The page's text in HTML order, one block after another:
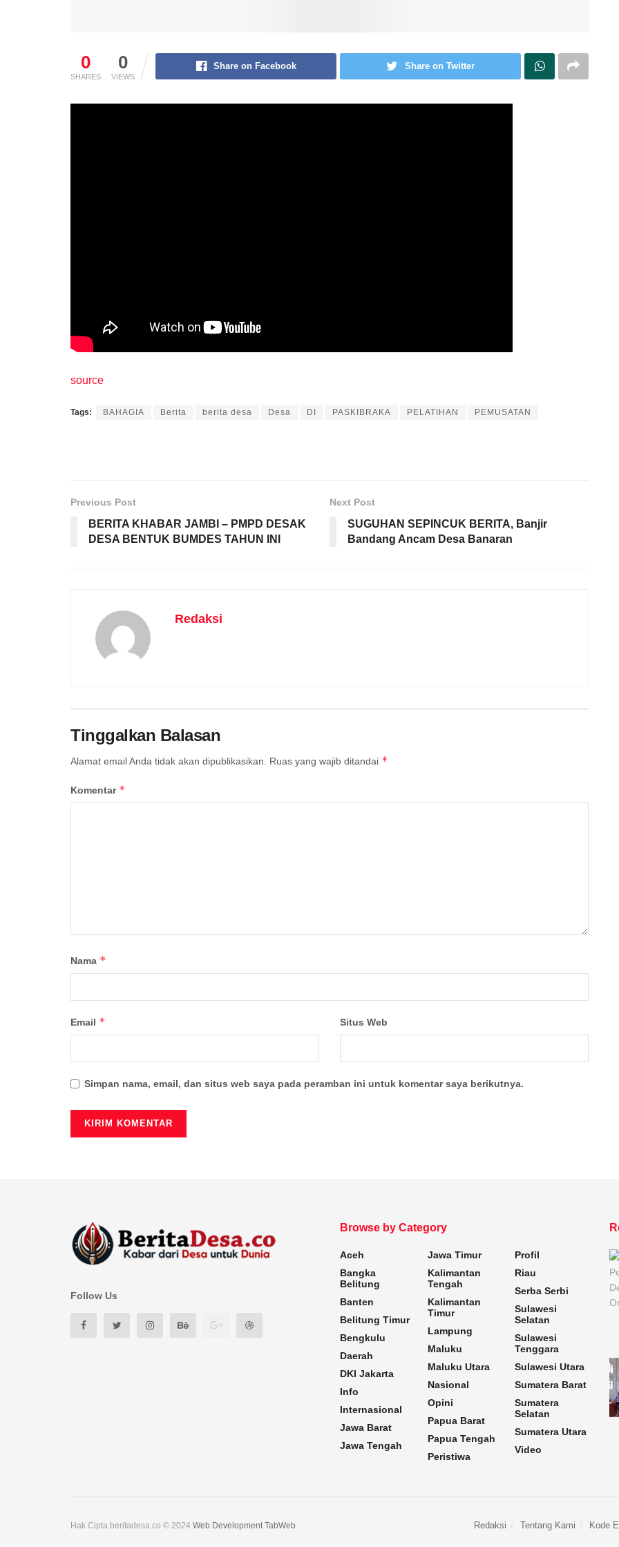
0
SHARES
0
VIEWS
Share on Facebook Share on Twitter
source
Tags: BAHAGIA Berita berita desa Desa DI PASKIBRAKA PELATIHAN PEMUSATAN
Previous Post
BERITA KHABAR JAMBI – PMPD DESAK
DESA BENTUK BUMDES TAHUN INI
Next Post
SUGUHAN SEPINCUK BERITA, Banjir
Bandang Ancam Desa Banaran
Redaksi
Tinggalkan Balasan
Alamat email Anda tidak akan dipublikasikan. Ruas yang wajib ditandai *
Komentar *
Nama *
Email * Situs Web
Simpan nama, email, dan situs web saya pada peramban ini untuk komentar saya berikutnya.
Follow Us
Browse by Category
Aceh
Bangka
Belitung
Banten
Belitung Timur
Bengkulu
Daerah
DKI Jakarta
Info
Internasional
Jawa Barat
Jawa Tengah
Jawa Timur
Kalimantan
Tengah
Kalimantan
Timur
Lampung
Maluku
Maluku Utara
Nasional
Opini
Papua Barat
Papua Tengah
Peristiwa
Profil
Riau
Serba Serbi
Sulawesi
Selatan
Sulawesi
Tenggara
Sulawesi Utara
Sumatera Barat
Sumatera
Selatan
Sumatera Utara
Video
Redaksi Tentang Kami Kode
Hak Cipta beritadesa.co © 2024 Web Development TabWeb